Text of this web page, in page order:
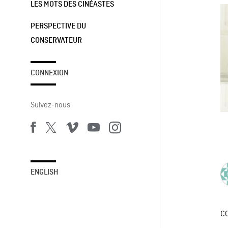
LES MOTS DES CINÉASTES
PERSPECTIVE DU
CONSERVATEUR
CONNEXION
Suivez-nous
ENGLISH